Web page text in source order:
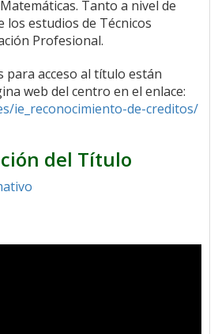
Tanto a nivel de
los estudios de Técnicos
Profesional.
para acceso al título están
web del centro en el enlace:
ie_reconocimiento-de-creditos/
del Título